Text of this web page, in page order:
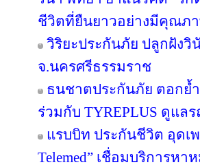
ชีวิตที่ยืนยาวอย่างมีคุณภ
วิริยะประกันภัย ปลูกฝังวิ
จ.นครศรีธรรมราช
ธนชาตประกันภัย ตอกย้
ร่วมกับ TYREPLUS ดูแล
แรบบิท ประกันชีวิต อุดเ
Telemed” เชื่อมบริการห